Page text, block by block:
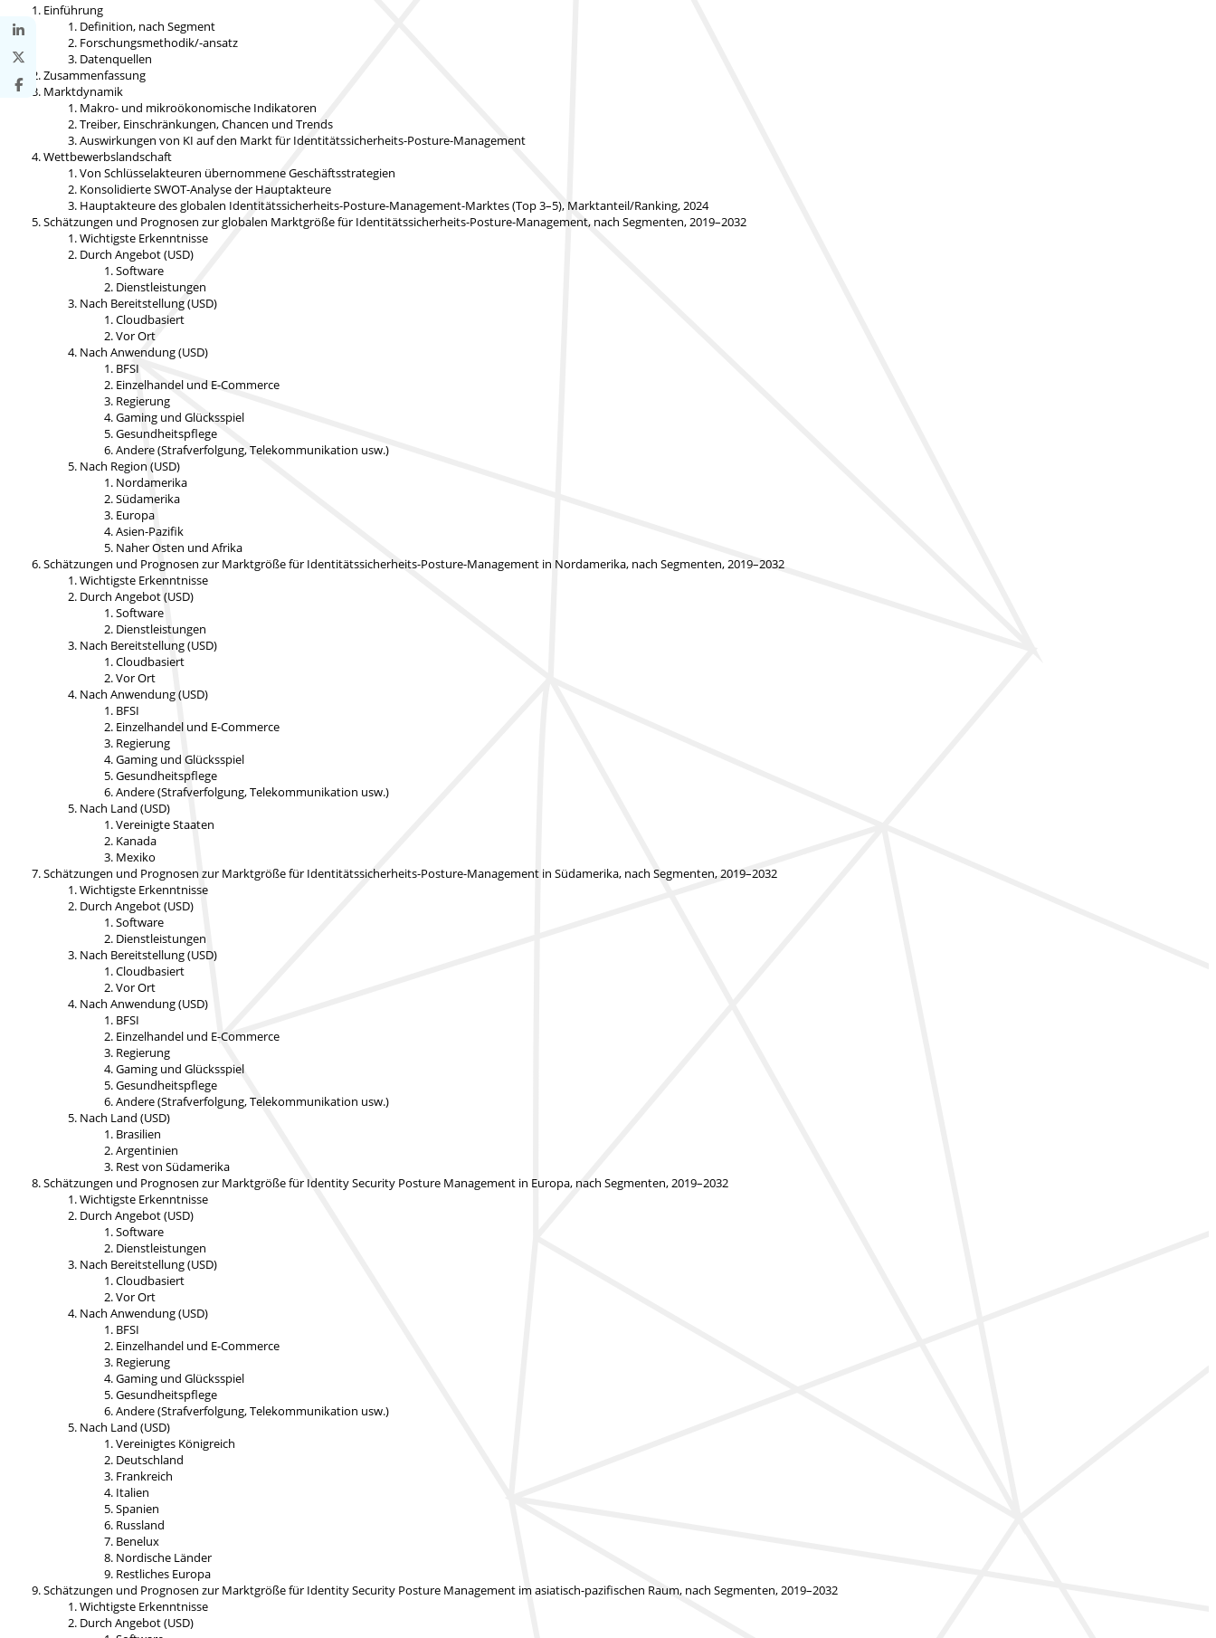
Einführung
Definition, nach Segment
Forschungsmethodik/-ansatz
Datenquellen
Zusammenfassung
Marktdynamik
Makro- und mikroökonomische Indikatoren
Treiber, Einschränkungen, Chancen und Trends
Auswirkungen von KI auf den Markt für Identitätssicherheits-Posture-Management
Wettbewerbslandschaft
Von Schlüsselakteuren übernommene Geschäftsstrategien
Konsolidierte SWOT-Analyse der Hauptakteure
Hauptakteure des globalen Identitätssicherheits-Posture-Management-Marktes (Top 3–5), Marktanteil/Ranking, 2024
Schätzungen und Prognosen zur globalen Marktgröße für Identitätssicherheits-Posture-Management, nach Segmenten, 2019–2032
Wichtigste Erkenntnisse
Durch Angebot (USD)
Software
Dienstleistungen
Nach Bereitstellung (USD)
Cloudbasiert
Vor Ort
Nach Anwendung (USD)
BFSI
Einzelhandel und E-Commerce
Regierung
Gaming und Glücksspiel
Gesundheitspflege
Andere (Strafverfolgung, Telekommunikation usw.)
Nach Region (USD)
Nordamerika
Südamerika
Europa
Asien-Pazifik
Naher Osten und Afrika
Schätzungen und Prognosen zur Marktgröße für Identitätssicherheits-Posture-Management in Nordamerika, nach Segmenten, 2019–2032
Wichtigste Erkenntnisse
Durch Angebot (USD)
Software
Dienstleistungen
Nach Bereitstellung (USD)
Cloudbasiert
Vor Ort
Nach Anwendung (USD)
BFSI
Einzelhandel und E-Commerce
Regierung
Gaming und Glücksspiel
Gesundheitspflege
Andere (Strafverfolgung, Telekommunikation usw.)
Nach Land (USD)
Vereinigte Staaten
Kanada
Mexiko
Schätzungen und Prognosen zur Marktgröße für Identitätssicherheits-Posture-Management in Südamerika, nach Segmenten, 2019–2032
Wichtigste Erkenntnisse
Durch Angebot (USD)
Software
Dienstleistungen
Nach Bereitstellung (USD)
Cloudbasiert
Vor Ort
Nach Anwendung (USD)
BFSI
Einzelhandel und E-Commerce
Regierung
Gaming und Glücksspiel
Gesundheitspflege
Andere (Strafverfolgung, Telekommunikation usw.)
Nach Land (USD)
Brasilien
Argentinien
Rest von Südamerika
Schätzungen und Prognosen zur Marktgröße für Identity Security Posture Management in Europa, nach Segmenten, 2019–2032
Wichtigste Erkenntnisse
Durch Angebot (USD)
Software
Dienstleistungen
Nach Bereitstellung (USD)
Cloudbasiert
Vor Ort
Nach Anwendung (USD)
BFSI
Einzelhandel und E-Commerce
Regierung
Gaming und Glücksspiel
Gesundheitspflege
Andere (Strafverfolgung, Telekommunikation usw.)
Nach Land (USD)
Vereinigtes Königreich
Deutschland
Frankreich
Italien
Spanien
Russland
Benelux
Nordische Länder
Restliches Europa
Schätzungen und Prognosen zur Marktgröße für Identity Security Posture Management im asiatisch-pazifischen Raum, nach Segmenten, 2019–2032
Wichtigste Erkenntnisse
Durch Angebot (USD)